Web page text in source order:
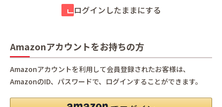
ログインしたままにする
Amazonアカウントをお持ちの方
Amazonアカウントを利用して会員登録されたお客様は、
AmazonのID、パスワードで、ログインすることができます。